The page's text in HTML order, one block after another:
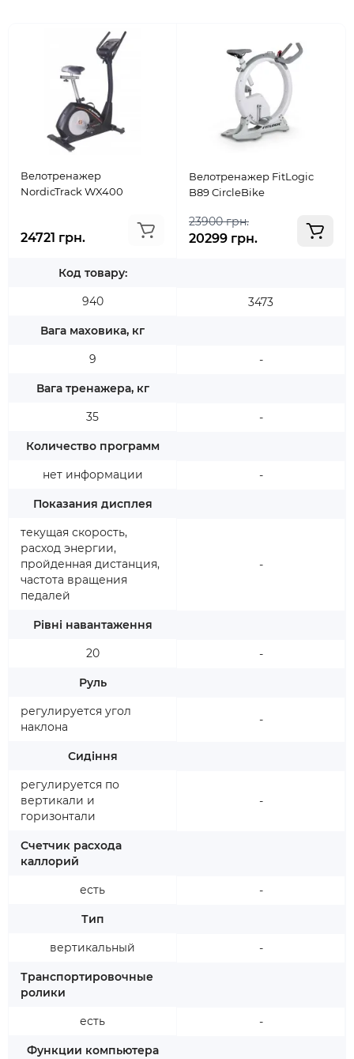
Велотренажер
NordicTrack WX400
24721 грн.
Код товару:
940
Вага маховика, кг
9
Вага тренажера, кг
35
Количество программ
нет информации
Показания дисплея
текущая скорость,
расход энергии,
пройденная дистанция,
частота вращения
педалей
Рівні навантаження
20
Руль
регулируется угол
наклона
Сидіння
регулируется по
вертикали и
горизонтали
Счетчик расхода
каллорий
есть
Тип
вертикальный
Транспортировочные
ролики
есть
Функции компьютера
Велотренажер FitLogic
B89 CircleBike
23900 грн.
20299 грн.
3473
-
-
-
-
-
-
-
-
-
-